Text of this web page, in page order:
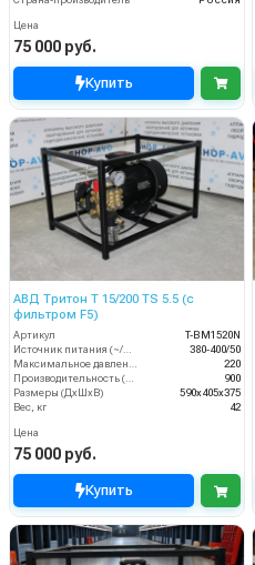
Цена
75 000 руб.
Купить
АВД Тритон T 15/200 TS 5.5 (с
фильтром F5)
Артикул
T-BM1520N
Источник питания (~/В/Гц)
380-400/50
Максимальное давление (бар)
220
Производительность (л/мин)
900
Размеры (ДхШхВ)
590х405х375
Вес, кг
42
Цена
75 000 руб.
Купить